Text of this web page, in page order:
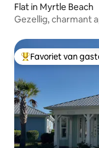
Flat in Myrtle Beach
Gezellig, charmant
Topfavoriet van
Favoriet van